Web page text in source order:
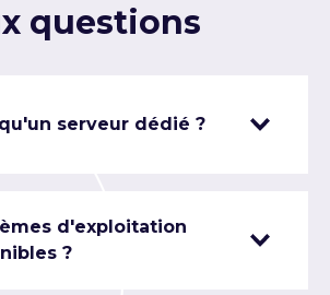
questions
serveur dédié ?
d'exploitation
?